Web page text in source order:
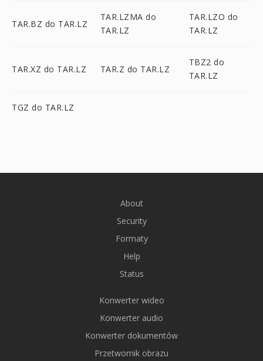
TAR.BZ do TAR.LZ
TAR.LZMA do
TAR.LZ
TAR.LZO do
TAR.LZ
TAR.XZ do TAR.LZ TAR.Z do TAR.LZ
TBZ2 do
TAR.LZ
TGZ do TAR.LZ
About
Security
Formaty
Help
Status
Konwerter wideo
Konwerter audio
Konwerter dokumentów
Przetwornik obrazu